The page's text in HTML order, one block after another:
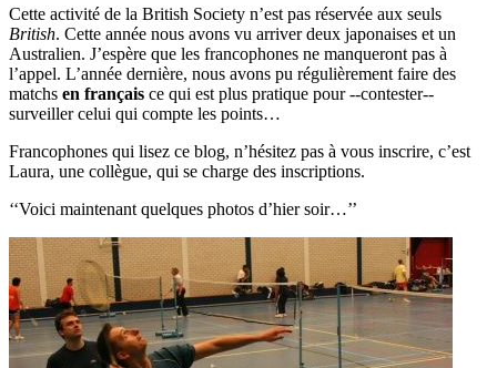
Cette activité de la British Society n’est pas réservée aux seuls
British. Cette année nous avons vu arriver deux japonaises et un
Australien. J’espère que les francophones ne manqueront pas à
l’appel. L’année dernière, nous avons pu régulièrement faire des
matchs en français ce qui est plus pratique pour --contester--
surveiller celui qui compte les points…
Francophones qui lisez ce blog, n’hésitez pas à vous inscrire, c’est
Laura, une collègue, qui se charge des inscriptions.
‘‘Voici maintenant quelques photos d’hier soir…’’